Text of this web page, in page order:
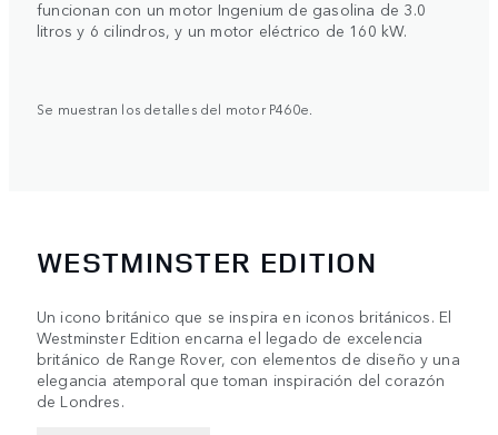
funcionan con un motor Ingenium de gasolina de 3.0
litros y 6 cilindros, y un motor eléctrico de 160 kW.
Se muestran los detalles del motor P460e.
WESTMINSTER EDITION
Un icono británico que se inspira en iconos británicos. El
Westminster Edition encarna el legado de excelencia
británico de Range Rover, con elementos de diseño y una
elegancia atemporal que toman inspiración del corazón
de Londres.